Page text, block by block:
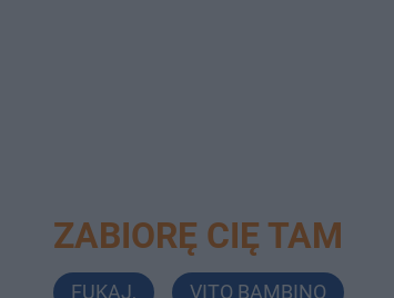
ZABIORĘ CIĘ TAM
FUKAJ, VITO BAMBINO